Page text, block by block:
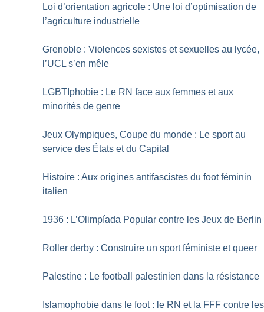
Loi d’orientation agricole : Une loi d’optimisation de
l’agriculture industrielle
Grenoble : Violences sexistes et sexuelles au lycée,
l’UCL s’en mêle
LGBTIphobie : Le RN face aux femmes et aux
minorités de genre
Jeux Olympiques, Coupe du monde : Le sport au
service des États et du Capital
Histoire : Aux origines antifascistes du foot féminin
italien
1936 : L’Olimpíada Popular contre les Jeux de Berlin
Roller derby : Construire un sport féministe et queer
Palestine : Le football palestinien dans la résistance
Islamophobie dans le foot : le RN et la FFF contre les